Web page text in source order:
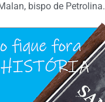
bispo de Petrolina.